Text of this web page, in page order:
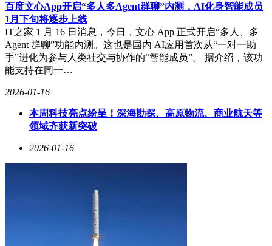
据开发团队介绍，该功能支持用户在单一群聊中同时调用多个
百度文心App开启“多人多Agent群聊”内测，AI化身智能成员
1月下旬将逐步上线
IT之家 1 月 16 日消息，今日，文心 App 正式开启“多人、多
Agent 群聊”功能内测。这也是国内 AI应用首次从“一对一助
手”进化为参与人类社交与协作的“智能成员”。 据介绍，该功
能支持在同一…
2026-01-16
本周科技亮点纷呈！深海勘探、高原物流、商业航天等
领域齐获新突破
2026-01-16